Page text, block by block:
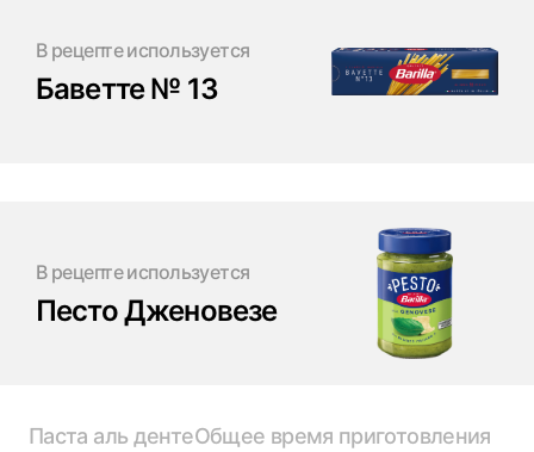
В рецепте используется
Баветте № 13
В рецепте используется
Песто Дженовезе
Паста аль дентеОбщее время приготовления